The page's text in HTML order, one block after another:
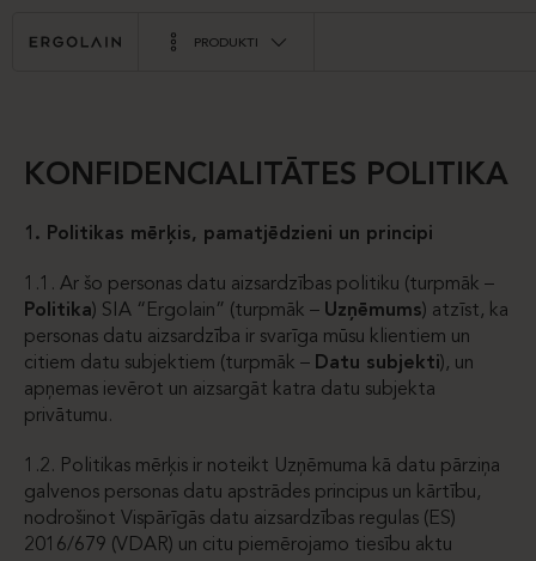
PRODUKTI
KONFIDENCIALITĀTES POLITIKA
1. Politikas mērķis, pamatjēdzieni un principi
1.1. Ar šo personas datu aizsardzības politiku (turpmāk –
Politika) SIA “Ergolain” (turpmāk – Uzņēmums) atzīst, ka
personas datu aizsardzība ir svarīga mūsu klientiem un
citiem datu subjektiem (turpmāk – Datu subjekti), un
apņemas ievērot un aizsargāt katra datu subjekta
privātumu.
1.2. Politikas mērķis ir noteikt Uzņēmuma kā datu pārziņa
galvenos personas datu apstrādes principus un kārtību,
nodrošinot Vispārīgās datu aizsardzības regulas (ES)
2016/679 (VDAR) un citu piemērojamo tiesību aktu